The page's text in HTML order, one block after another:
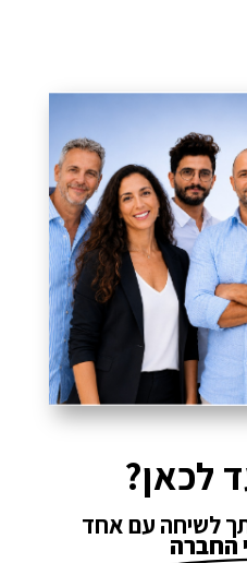
לכאן?
לשיחה עם אחד
החברה